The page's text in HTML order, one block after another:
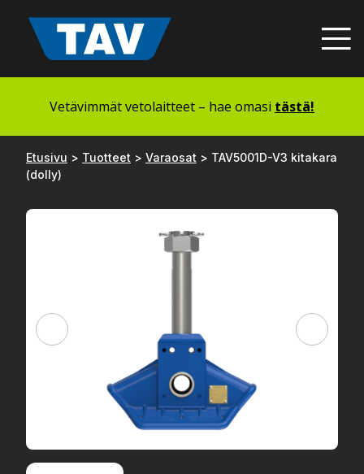
sisältöön
Vetävimmät vetolaitteet – hae omasi tästä!
Etusivu > Tuotteet > Varaosat > TAV5001D-V3 kitakara
(dolly)